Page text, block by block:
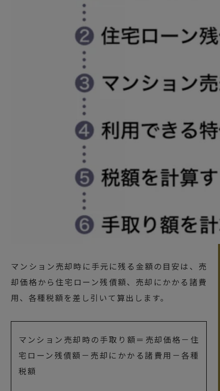
マンション売却時に手元に残る金額の目安は、売
却価格から住宅ローン残債額、売却にかかる諸費
用、各種税額を差し引いて算出します。
マンション売却時の手取り額＝売却価格－住
宅ローン残債額－売却にかかる諸費用－各種
税額